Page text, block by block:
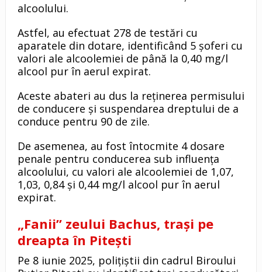
alcoolului.
Astfel, au efectuat 278 de testări cu
aparatele din dotare, identificând 5 șoferi cu
valori ale alcoolemiei de până la 0,40 mg/l
alcool pur în aerul expirat.
Aceste abateri au dus la reținerea permisului
de conducere și suspendarea dreptului de a
conduce pentru 90 de zile.
De asemenea, au fost întocmite 4 dosare
penale pentru conducerea sub influența
alcoolului, cu valori ale alcoolemiei de 1,07,
1,03, 0,84 și 0,44 mg/l alcool pur în aerul
expirat.
„Fanii” zeului Bachus, trași pe
dreapta în Pitești
Pe 8 iunie 2025, polițiștii din cadrul Biroului